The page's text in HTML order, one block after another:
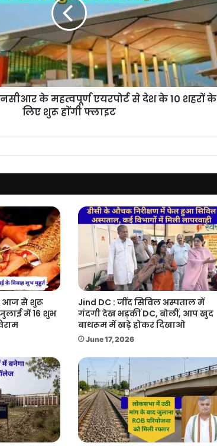
के महत्वपूर्ण एयरपोर्ट से देश के 10 शहरों के
लिए शुरू हाेंगी फ्लाइट
: आज से शुरू
में 16 शुभ
Jind DC : जींद सिविल अस्पताल में
गंदगी देख भड़कीं DC, बोलीं, आप खुद
बाथरूम में खड़े होकर दिखाओ
June 17, 2026